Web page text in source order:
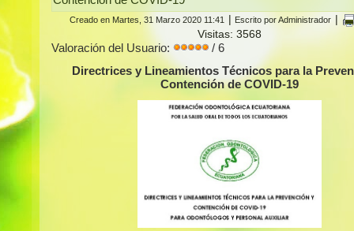
Creado en Martes, 31 Marzo 2020 11:41 Escrito por Administrador
Visitas: 3568
Valoración del Usuario:
/ 6
Directrices y Lineamientos Técnicos para la
Contención de COVID-19